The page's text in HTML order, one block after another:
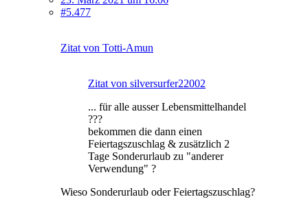
#5.477
Zitat von Totti-Amun
Zitat von silversurfer22002
... für alle ausser Lebensmittelhandel
???
bekommen die dann einen
Feiertagszuschlag & zusätzlich 2
Tage Sonderurlaub zu "anderer
Verwendung" ?
Wieso Sonderurlaub oder Feiertagszuschlag?